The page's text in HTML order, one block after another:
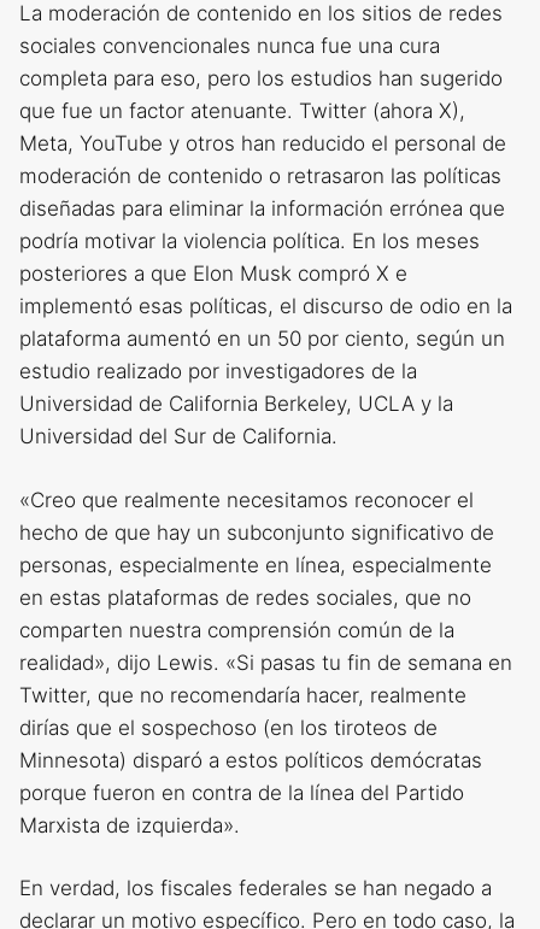
La moderación de contenido en los sitios de redes
sociales convencionales nunca fue una cura
completa para eso, pero los estudios han sugerido
que fue un factor atenuante. Twitter (ahora X),
Meta, YouTube y otros han reducido el personal de
moderación de contenido o retrasaron las políticas
diseñadas para eliminar la información errónea que
podría motivar la violencia política. En los meses
posteriores a que Elon Musk compró X e
implementó esas políticas, el discurso de odio en la
plataforma aumentó en un 50 por ciento, según un
estudio realizado por investigadores de la
Universidad de California Berkeley, UCLA y la
Universidad del Sur de California.
«Creo que realmente necesitamos reconocer el
hecho de que hay un subconjunto significativo de
personas, especialmente en línea, especialmente
en estas plataformas de redes sociales, que no
comparten nuestra comprensión común de la
realidad», dijo Lewis. «Si pasas tu fin de semana en
Twitter, que no recomendaría hacer, realmente
dirías que el sospechoso (en los tiroteos de
Minnesota) disparó a estos políticos demócratas
porque fueron en contra de la línea del Partido
Marxista de izquierda».
En verdad, los fiscales federales se han negado a
declarar un motivo específico. Pero en todo caso, la